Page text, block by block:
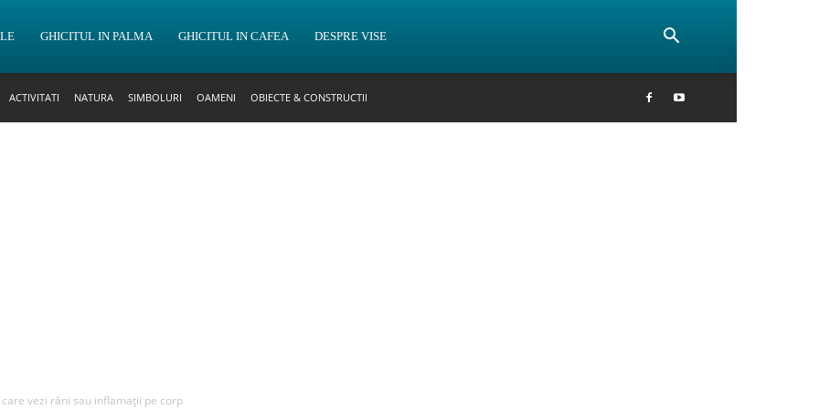
GHICITUL IN PALMA GHICITUL IN CAFEA DESPRE VISE
ACTIVITATI NATURA SIMBOLURI OAMENI OBIECTE & CONSTRUCTII
vezi răni sau inflamații pe corp